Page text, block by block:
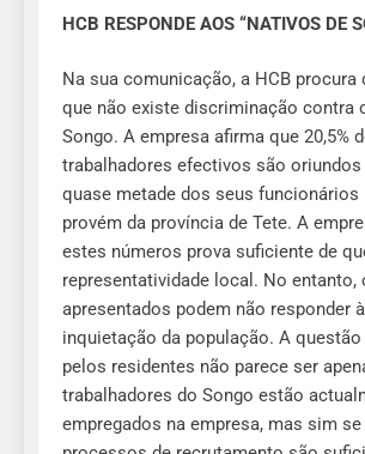
HCB RESPONDE AOS “NATIVOS DE
Na sua comunicação, a HCB procura
que não existe discriminação contra
Songo. A empresa afirma que 20,5%
trabalhadores efectivos são oriundos
quase metade dos seus funcionários
provém da província de Tete. A
estes números prova suficiente de
representatividade local. No entanto,
apresentados podem não responder
inquietação da população. A questão
pelos residentes não parece ser
trabalhadores do Songo estão
empregados na empresa, mas sim